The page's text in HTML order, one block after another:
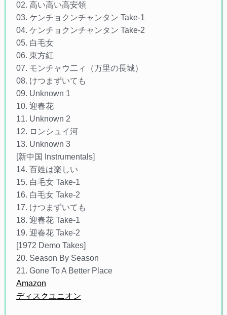
02. 高い高い高安領
03. ケンチョクンチャンタン Take-1
04. ケンチョクンチャンタン Take-2
05. 白毛女
06. 東方紅
07. モンチャウ二ィ（万里の長城）
08. けつまずいても
09. Unknown 1
10. 迎春花
11. Unknown 2
12. ロンシュイ河
13. Unknown 3
[新中国 Instrumentals]
14. 百姓は楽しい
15. 白毛女 Take-1
16. 白毛女 Take-2
17. けつまずいても
18. 迎春花 Take-1
19. 迎春花 Take-2
[1972 Demo Takes]
20. Season By Season
21. Gone To A Better Place
Amazon
ディスクユニオン